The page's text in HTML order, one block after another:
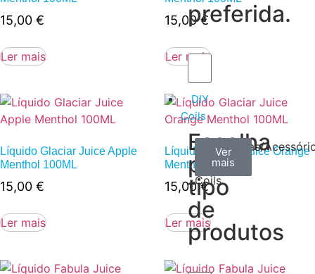
preferida.
DIY
Coils
Escolha
por
tipo
de
produtos
Arame
Coils
Ver
mais
Algodão
Ver
mais
Ferramentas/
Ver
mais
15,00 €
Ler mais
15,00€
Ler mais
Líquido Glaciar Juice Apple
Menthol 100ML
15,00 €
Ler mais
Líquido Glaciar Juice Orange
Menthol 100ML
15,00€
Ler mais